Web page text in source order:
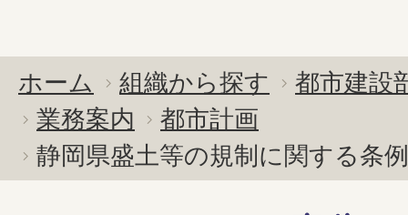
ホーム 組織から探す
都市建設
業務案内
都市計画
静岡県盛土等の規制に関する条例